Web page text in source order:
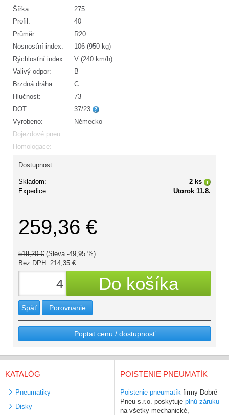
Šířka:
275
Profil:
40
Průměr:
R20
Nosnosťní index:
106 (950 kg)
Rýchlosťní index:
V (240 km/h)
Valivý odpor:
B
Brzdná dráha:
C
Hlučnost:
73
DOT:
37/23
Vyrobeno:
Německo
Dojezdové pneu:
Homologace:
Dostupnost:
Skladom:
2 ks
Expedice
Utorok 11.8.
259,36 €
518,20 € (Sleva -49,95 %)
Bez DPH: 214,35 €
Späť Porovnanie
Poptat cenu / dostupnosť
KATALÓG
Pneumatiky
Disky
POISTENIE PNEUMATÍK
Poistenie pneumatík firmy Dobré
Pneu s.r.o. poskytuje plnú záruku
na všetky mechanické,